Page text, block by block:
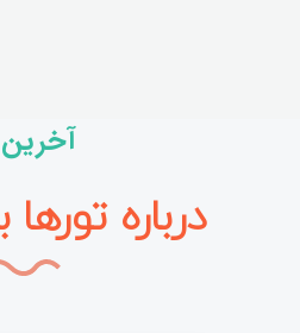
درباره